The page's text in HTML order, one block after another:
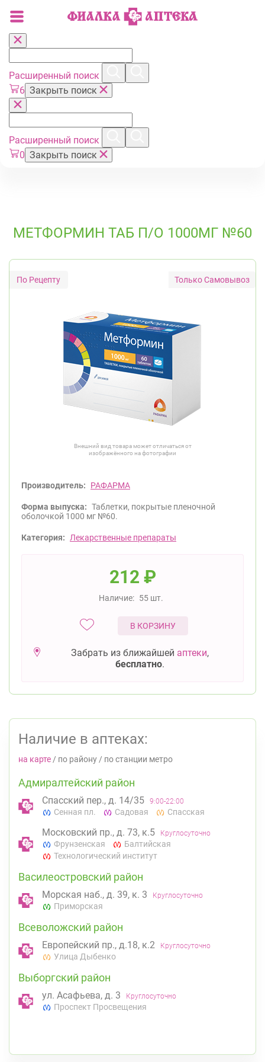
Расширенный поиск
6 Закрыть поиск
Расширенный поиск
0 Закрыть поиск
МЕТФОРМИН ТАБ П/О 1000МГ №60
Только Самовывоз
Внешний вид товара может отличаться от
изображённого на фотографии
Производитель: РАФАРМА
Форма выпуска: Таблетки, покрытые пленочной
оболочкой 1000 мг №60.
Категория: Лекарственные препараты
212 ₽
Наличие: 55 шт.
В КОРЗИНУ
Забрать из ближайшей аптеки,
бесплатно.
Наличие в аптеках:
на карте / по району / по станции метро
Адмиралтейский район
Спасский пер., д. 14/35 9:00-22:00
Сенная пл. Садовая Спасская
Московский пр., д. 73, к.5 Круглосуточно
Фрунзенская
Балтийская
Технологический институт
Василеостровский район
Морская наб., д. 39, к. 3 Круглосуточно
Приморская
Всеволожский район
Европейский пр., д.18, к.2 Круглосуточно
Улица Дыбенко
Выборгский район
ул. Асафьева, д. 3 Круглосуточно
Проспект Просвещения